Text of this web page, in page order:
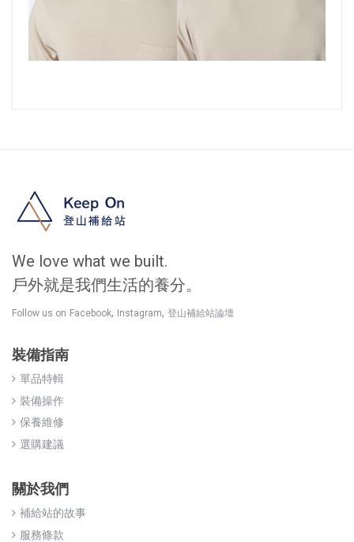
We love what we built.
戶外就是我們生活的養分。
Follow us on Facebook, Instagram, 登山補給站論壇
裝備指南
單品特輯
裝備操作
保養維修
選購建議
關於我們
補給站的故事
服務條款